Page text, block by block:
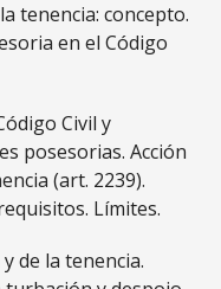
tenencia: concepto.
en el Código
Civil y
posesorias. Acción
(art. 2239).
Límites.
de la tenencia.